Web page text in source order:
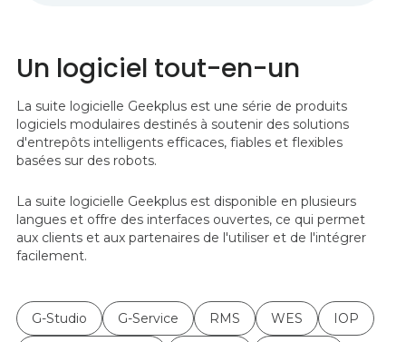
Un logiciel tout-en-un
La suite logicielle Geekplus est une série de produits
logiciels modulaires destinés à soutenir des solutions
d'entrepôts intelligents efficaces, fiables et flexibles
basées sur des robots.
La suite logicielle Geekplus est disponible en plusieurs
langues et offre des interfaces ouvertes, ce qui permet
aux clients et aux partenaires de l'utiliser et de l'intégrer
facilement.
G-Studio G-Service RMS WES IOP